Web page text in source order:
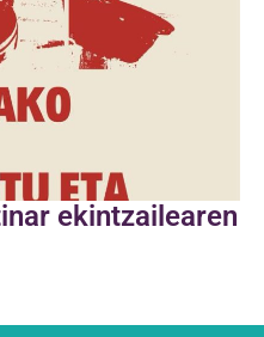
ekintzailearen